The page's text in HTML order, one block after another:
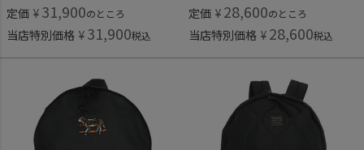
定価 ¥ 31,900のところ
当店特別価格 ¥ 31,900税込
定価 ¥ 28,600のところ
当店特別価格 ¥ 28,600税込